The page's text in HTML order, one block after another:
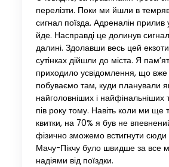
перелізти. Поки ми йшли в
сигнал поїзда. Адреналін прилив
йде. Насправді це долинув
далині. Здолавши весь цей
сутінках дійшли до міста. Я
приходило усвідомлення, що вже
побуваємо там, куди планували
найголовніших і
пів року тому. Навіть коли ми ще
квитки, на 70% я був не
фізично зможемо встигнути сюди
Мачу-Пікчу було швидше за все
надіями від поїздки.